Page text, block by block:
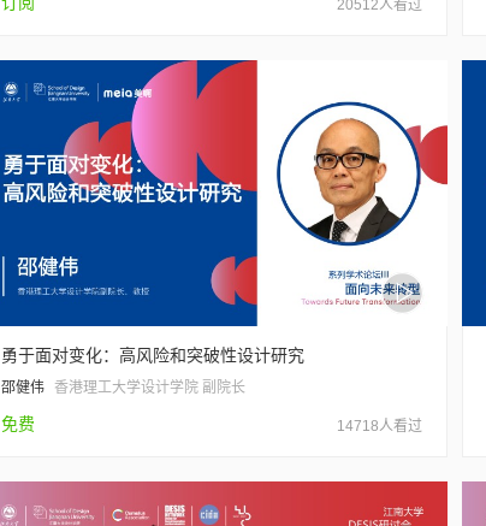
20512人看过
勇于面对变化：高风险和突破性设计研究
邵健伟 香港理工大学设计学院 副院长
免费 14718人看过